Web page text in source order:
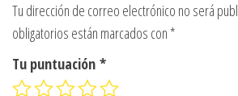
Tu dirección de correo electrónico no será
obligatorios están marcados con *
Tu puntuación *